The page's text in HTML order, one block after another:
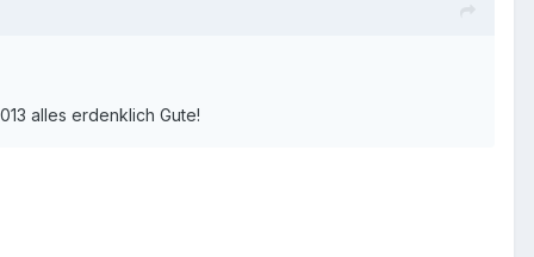
alles erdenklich Gute!